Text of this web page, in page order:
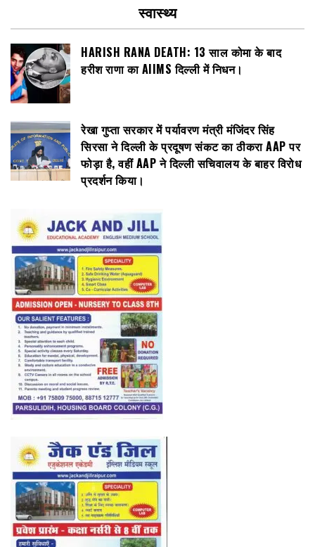
स्वास्थ्य
HARISH RANA DEATH: 13 साल कोमा के बाद
हरीश राणा का AIIMS दिल्ली में निधन।
रेखा गुप्ता सरकार में पर्यावरण मंत्री मंजिंदर सिंह
सिरसा ने दिल्ली के प्रदूषण संकट का ठीकरा AAP पर
फोड़ा है, वहीं AAP ने दिल्ली सचिवालय के बाहर विरोध
प्रदर्शन किया।